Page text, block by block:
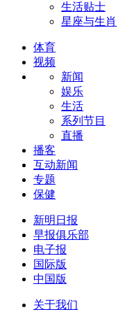
生活贴士
星座与生肖
体育
视频
新闻
娱乐
生活
系列节目
直播
播客
互动新闻
专题
保健
新明日报
早报俱乐部
电子报
国际版
中国版
关于我们